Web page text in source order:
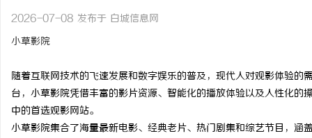
2026-07-08 发布于 白城信息网
小草影院
随着互联网技术的飞速发展和数字娱乐的普及，现代人对观影体验
台，小草影院凭借丰富的影片资源、智能化的播放体验以及人性化
中的首选观影网站。
小草影院集合了海量最新电影、经典老片、热门剧集和综艺节目，